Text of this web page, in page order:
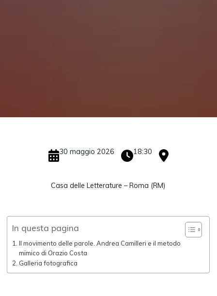
30 maggio 2026 18:30
Casa delle Letterature – Roma (RM)
In questa pagina
Il movimento delle parole. Andrea Camilleri e il metodo
mimico di Orazio Costa
Galleria fotografica